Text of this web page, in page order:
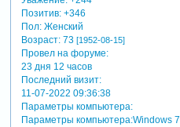
Позитив: +346
Пол:Женский
Возраст:73 [1952-08-15]
Провел на форуме:
23 дня 12 часов
Последний визит:
11-07-2022 09:36:38
Параметры компьютера:
Параметры компьютера:Windows 7